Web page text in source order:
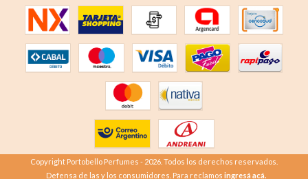
Copyright Portobello Perfumes - 2026. Todos los derechos reservados.
Defensa de las y los consumidores. Para reclamos ingresá acá.